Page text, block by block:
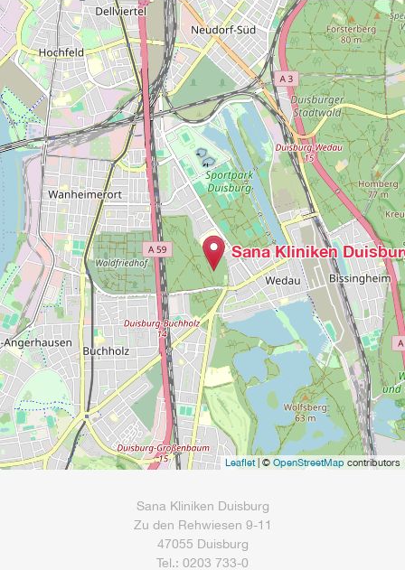
Sana Kliniken
Leaflet| © OpenStreetMap contributors
Sana Kliniken Duisburg
Zu den Rehwiesen 9-11
47055 Duisburg
Tel.: 0203 733-0